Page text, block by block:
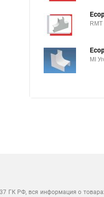
MI
ГК РФ, вся информация о